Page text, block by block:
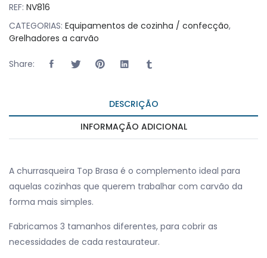
REF: NV816
CATEGORIAS: Equipamentos de cozinha / confecção,
Grelhadores a carvão
Share:
DESCRIÇÃO
INFORMAÇÃO ADICIONAL
A churrasqueira Top Brasa é o complemento ideal para
aquelas cozinhas que querem trabalhar com carvão da
forma mais simples.
Fabricamos 3 tamanhos diferentes, para cobrir as
necessidades de cada restaurateur.